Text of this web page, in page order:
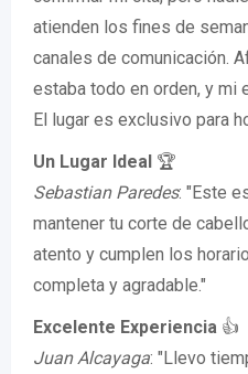
atienden los fines de
canales de comunicación.
estaba todo en orden, y mi
El lugar es exclusivo para
Un Lugar Ideal 🏆
Sebastian Paredes: "Este
mantener tu corte de
atento y cumplen los
completa y agradable."
Excelente Experiencia 👍
Juan Alcayaga: "Llevo